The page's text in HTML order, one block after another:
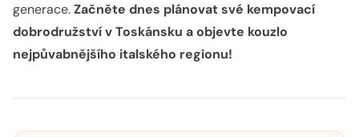
generace.Začněte dnes plánovat své kempovací
dobrodružství v Toskánsku a objevte kouzlo
nejpůvabnějšího italského regionu!